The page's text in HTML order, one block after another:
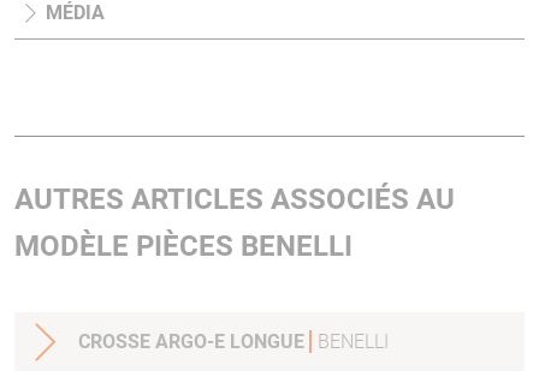
MÉDIA
AUTRES ARTICLES ASSOCIÉS AU
MODÈLE PIÈCES BENELLI
CROSSE ARGO-E LONGUE BENELLI